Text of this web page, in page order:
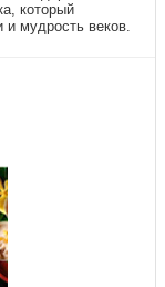
который
мудрость веков.